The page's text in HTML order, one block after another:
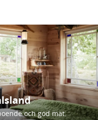
och god mat.